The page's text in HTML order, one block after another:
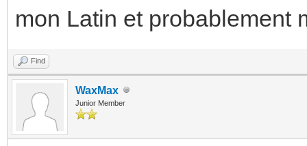
mon Latin et probablement
Find
WaxMax
Junior Member